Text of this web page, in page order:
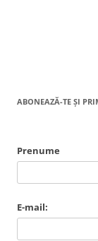
ABONEAZĂ-TE ȘI
Prenume
E-mail: